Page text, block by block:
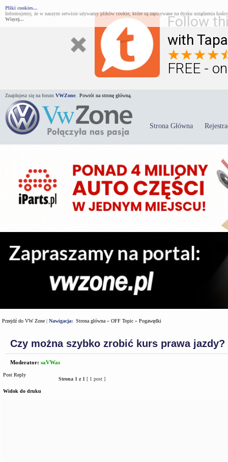
Follow
with
FREE -
Pliki cookies...
Informujemy, że w naszym serwisie używamy plików cookie, które są zapisywane na dysku urządzenia
Więcej...
Znajdujesz się na forum VWZone Powrót na stronę główną.
Strona Główna
Przejdź do VW Zone | Nawigacja: Strona główna » OFF Topic » Pogawędki
Czy można szybko zrobić kurs prawa jazdy?
Moderator: saVWas
Post Reply
Strona 1 z 1 [ 1 post ]
Widok do druku